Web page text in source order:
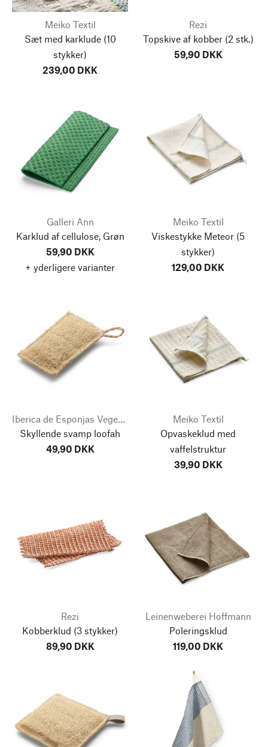
Meiko Textil
Sæt med karklude(10
stykker)
239,00 DKK
Rezi
Topskive af kobber(2 stk.)
59,90 DKK
Galleri Ann
Karklud af cellulose, Grøn
59,90 DKK
+ yderligere varianter
Meiko Textil
Viskestykke Meteor (5
stykker)
129,00 DKK
Skyllende svamp loofah
49,90 DKK
Meiko Textil
Opvaskeklud med
vaffelstruktur
39,90 DKK
Rezi
Kobberklud (3 stykker)
89,90 DKK
Leinenweberei Hoffmann
Poleringsklud
119,00 DKK